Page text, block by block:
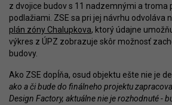
z dvojice budov s 11 nadzemnými a troma
podlažiami. ZSE sa pri jej návrhu odvoláva
plán zóny Chalupkova, ktorý údajne
výkres z ÚPZ zobrazuje skôr možnosť
budovy.
Ako ZSE dopĺňa, osud objektu ešte nie je
ako a či bude do finálneho projektu
Design Factory, aktuálne nie je rozhodnuté -